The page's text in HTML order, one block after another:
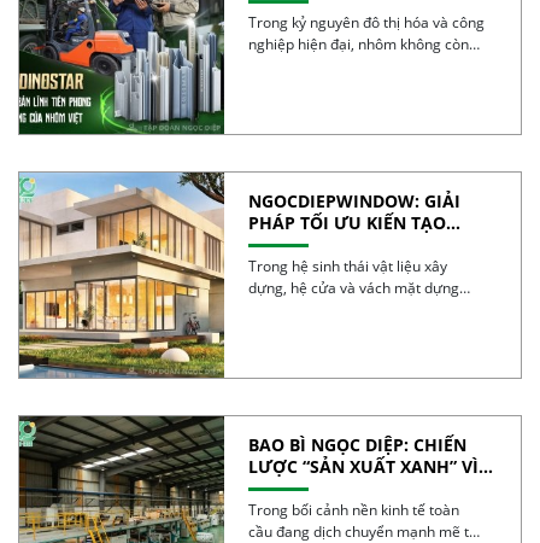
VIỆT
Trong kỷ nguyên đô thị hóa và công
nghiệp hiện đại, nhôm không còn
NGOCDIEPWINDOW: GIẢI
PHÁP TỐI ƯU KIẾN TẠO
CÔNG TRÌNH XANH
Trong hệ sinh thái vật liệu xây
dựng, hệ cửa và vách mặt dựng
BAO BÌ NGỌC DIỆP: CHIẾN
LƯỢC “SẢN XUẤT XANH” VÌ
TƯƠNG LAI BỀN VỮNG
Trong bối cảnh nền kinh tế toàn
cầu đang dịch chuyển mạnh mẽ từ